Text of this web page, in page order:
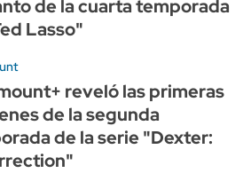
de la cuarta temporada
Lasso"
reveló las primeras
de la segunda
de la serie "Dexter: